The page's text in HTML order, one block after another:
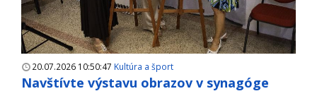
20.07.2026 10:50:47 Kultúra a šport
Navštívte výstavu obrazov v synagóge